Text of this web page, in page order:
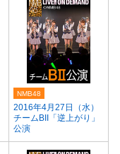
2016年4月27日（水）
チームBII「逆上がり」
公演
NMB48